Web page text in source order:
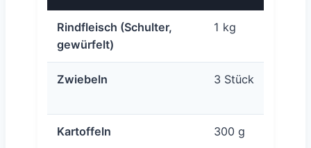
Rindfleisch (Schulter,
gewürfelt)
1 kg
Zwiebeln 3 Stück
Kartoffeln 300 g